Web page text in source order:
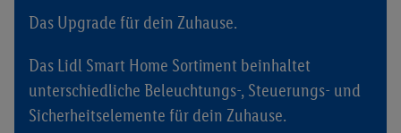
Das Upgrade für dein Zuhause.
Das Lidl Smart Home Sortiment beinhaltet
unterschiedliche Beleuchtungs-, Steuerungs- und
Sicherheitselemente für dein Zuhause.